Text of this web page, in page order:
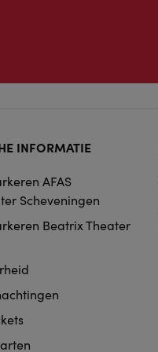
INFORMATIE
AFAS
Scheveningen
Beatrix Theater